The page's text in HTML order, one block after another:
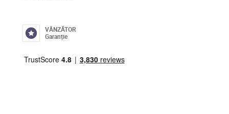
VÂNZĂTOR
Garanție